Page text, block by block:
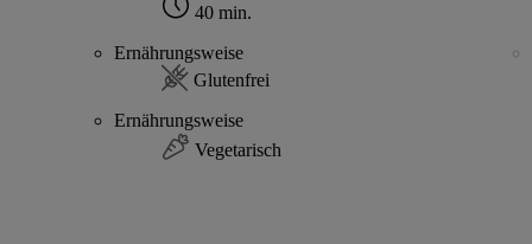
40 min.
Ernährungsweise
Glutenfrei
Ernährungsweise
Vegetarisch